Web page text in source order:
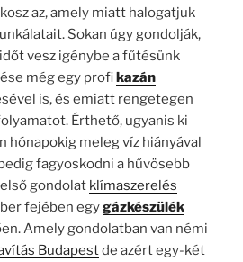
az, amely miatt halogatjuk
Sokan úgy gondolják,
vesz igénybe a fűtésünk
még egy profikazán
is, és emiatt rengetegen
Érthető, ugyanis ki
hónapokig meleg víz hiányával
fagyoskodni a hűvösebb
első gondolat klímaszerelés
fejében egygázkészülék
Amely gondolatban van némi
Budapestde azért egy-két